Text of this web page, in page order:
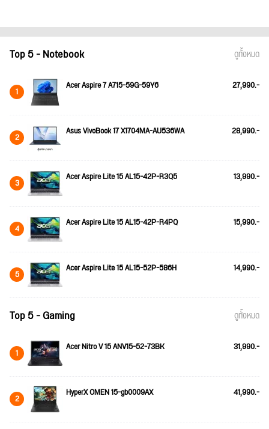
Top 5 - Notebook ดูทั้งหมด
1 Acer Aspire 7 A715-59G-59Y6 27,990.-
2 Asus VivoBook 17 X1704MA-AU536WA 28,990.-
3 Acer Aspire Lite 15 AL15-42P-R3Q5 13,990.-
4 Acer Aspire Lite 15 AL15-42P-R4PQ 15,990.-
5 Acer Aspire Lite 15 AL15-52P-586H 14,990.-
Top 5 - Gaming ดูทั้งหมด
1 Acer Nitro V 15 ANV15-52-73BK 31,990.-
2 HyperX OMEN 15-gb0009AX 41,990.-